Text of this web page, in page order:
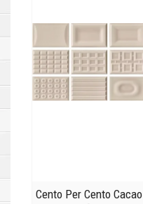
Cento Per Cento Cacao